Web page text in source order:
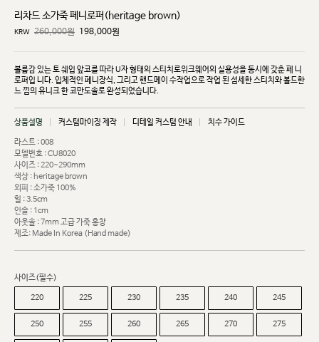
리차드 소가죽 페니로퍼(heritage brown)
KRW 260,000원 198,000원
볼륨감 있는 토 쉐입 앞코를 따라 U자 형태의 스티치로위크웨어의 실용성을 동시에 갖춘 페 니
로퍼입 니다. 입체적인 페니장식, 그리고 핸드메이 수작업으로 작업 된 섬세한 스티치와 볼드한
느낌의 유니크한 코만도솔로 완성되었습니다.
상품설명 커스텀마이징 제작 디테일 커스텀 안내 치수 가이드
라스트 : 008
모델번호 : CU8020
사이즈 : 220~290mm
색상 : heritage brown
외피 : 소가죽 100%
힐 : 3.5cm
인솔 : 1cm
아웃솔 : 7mm 고급 가죽 홍창
제조: Made In Korea (Hand made)
사이즈(필수)
220 225 230 235 240 245
250 255 260 265 270 275